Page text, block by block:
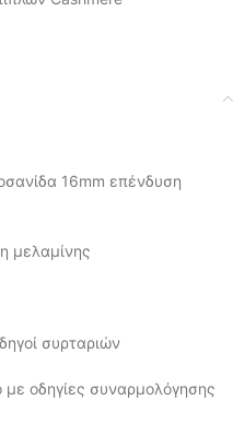
16mm επένδυση
μελαμίνης
συρταριών
οδηγίες συναρμολόγησης